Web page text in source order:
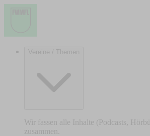
Vereine / Themen
Wir fassen alle Inhalte (Podcasts,
zusammen.